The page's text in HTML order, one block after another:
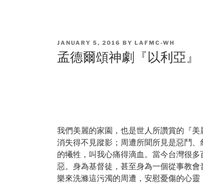
POSTED
ON
JANUARY 5, 2016 BYLAFMC-WH
孟德爾頌神劇『以利亞』
我們美麗的家園，也是世人所讚賞的『
消失得不見蹤影；周遭所聞所見是惡鬥
的犧牲，叫我心痛得滴血。當今台灣很
惡。身為基督徒，甚至身為一個從事教
樂來洗滌這污濁的周遭，安慰憂傷的心